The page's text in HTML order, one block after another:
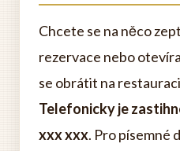
Chcete se na něco
rezervace nebo
se obrátit na
Telefonicky je
xxx xxx. Pro písemné